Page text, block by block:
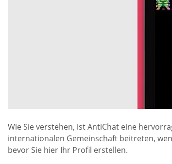
Wie Sie verstehen, ist AntiChat eine
internationalen Gemeinschaft beitreten,
bevor Sie hier Ihr Profil erstellen.